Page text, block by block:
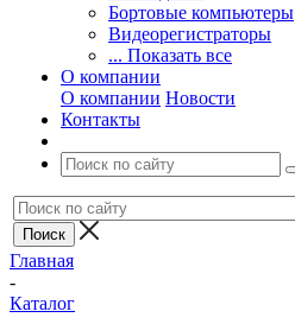
Бортовые компьютеры
Видеорегистраторы
... Показать все
О компании
О компании Новости
Контакты
Главная
-
Каталог